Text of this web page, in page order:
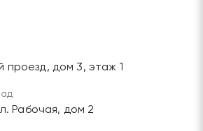
проезд, дом 3, этаж 1
Рабочая, дом 2